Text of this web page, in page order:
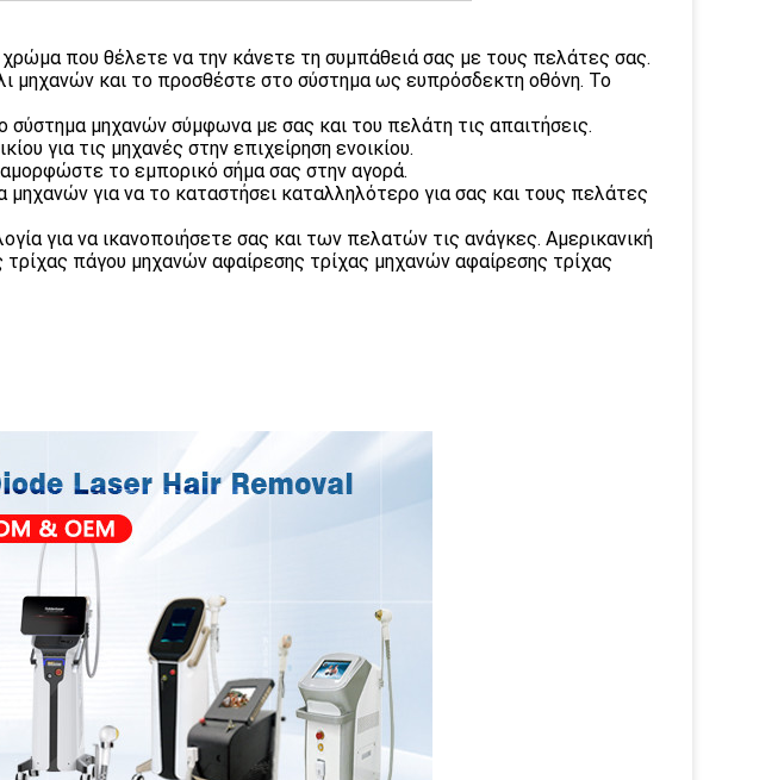
που θέλετε να την κάνετε τη συμπάθειά σας με τους πελάτες σας.
μηχανών και το προσθέστε στο σύστημα ως ευπρόσδεκτη οθόνη. Το
μηχανών σύμφωνα με σας και του πελάτη τις απαιτήσεις.
για τις μηχανές στην επιχείρηση ενοικίου.
το εμπορικό σήμα σας στην αγορά.
μηχανών για να το καταστήσει καταλληλότερο για σας και τους πελάτες
για να ικανοποιήσετε σας και των πελατών τις ανάγκες. Αμερικανική
πάγου μηχανών αφαίρεσης τρίχας μηχανών αφαίρεσης τρίχας